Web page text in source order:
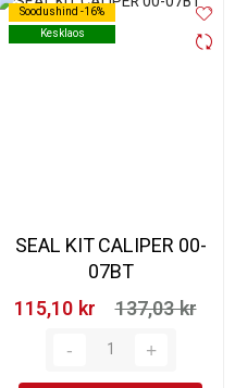
Soodushind -16%
Kesklaos
Soodushind -16%
Kesklaos
SEAL KIT CALIPER 00-
07BT
115,10 kr‎
137,03 kr‎